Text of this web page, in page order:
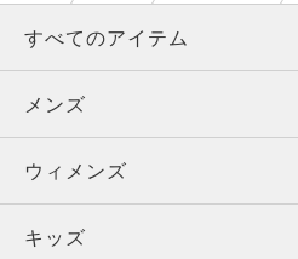
すべてのアイテム
メンズ
ウィメンズ
キッズ
メンズ
トップス
ボトムス
ウィメンズ
トップス
キッズ